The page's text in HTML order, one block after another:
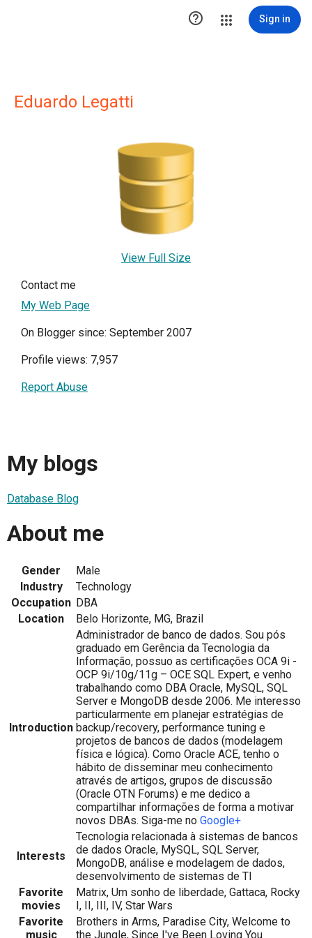
 Sign in
Eduardo Legatti
View Full Size
Contact me
My Web Page
On Blogger since: September 2007
Profile views: 7,957
Report Abuse
My blogs
Database Blog
About me
Gender
Male
Industry
Technology
Occupation DBA
Location
Belo Horizonte, MG, Brazil
Introduction
Administrador de banco de dados. Sou pós
graduado em Gerência da Tecnologia da
Informação, possuo as certificações OCA 9i -
OCP 9i/10g/11g – OCE SQL Expert, e venho
trabalhando como DBA Oracle, MySQL, SQL
Server e MongoDB desde 2006. Me interesso
particularmente em planejar estratégias de
backup/recovery, performance tuning e
projetos de bancos de dados (modelagem
física e lógica). Como Oracle ACE, tenho o
hábito de disseminar meu conhecimento
através de artigos, grupos de discussão
(Oracle OTN Forums) e me dedico a
compartilhar informações de forma a motivar
novos DBAs. Siga-me no Google+
Interests
Tecnologia relacionada à sistemas de bancos
de dados Oracle, MySQL, SQL Server,
MongoDB, análise e modelagem de dados,
desenvolvimento de sistemas de TI
Favorite
movies
Matrix, Um sonho de liberdade, Gattaca, Rocky
I, II, III, IV, Star Wars
Favorite
music
Brothers in Arms, Paradise City, Welcome to
the Jungle, Since I've Been Loving You